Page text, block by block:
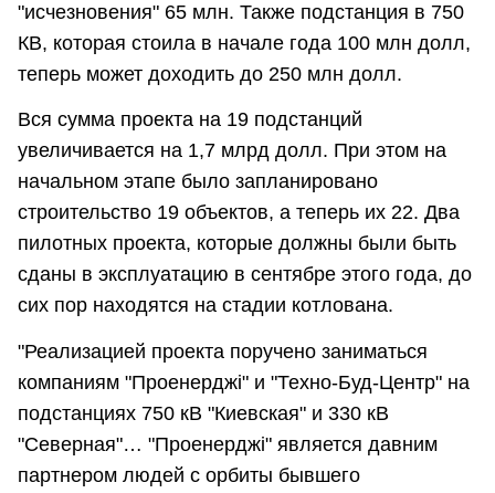
"исчезновения" 65 млн. Также подстанция в 750
КВ, которая стоила в начале года 100 млн долл,
теперь может доходить до 250 млн долл.
Вся сумма проекта на 19 подстанций
увеличивается на 1,7 млрд долл. При этом на
начальном этапе было запланировано
строительство 19 объектов, а теперь их 22. Два
пилотных проекта, которые должны были быть
сданы в эксплуатацию в сентябре этого года, до
сих пор находятся на стадии котлована.
"Реализацией проекта поручено заниматься
компаниям "Проенерджi" и "Техно-Буд-Центр" на
подстанциях 750 кВ "Киевская" и 330 кВ
"Северная"… "Проенерджі" является давним
партнером людей с орбиты бывшего